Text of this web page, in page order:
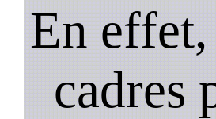
En
cadres